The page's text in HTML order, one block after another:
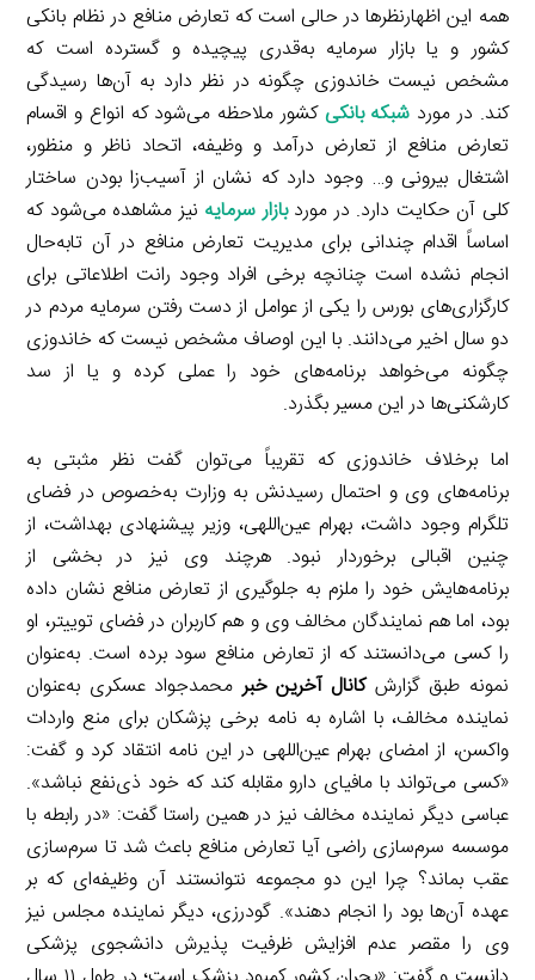
همه این اظهارنظرها در حالی است که تعارض منافع در نظام بانکی
کشور و یا بازار سرمایه به‌قدری پیچیده و گسترده است که
مشخص نیست خاندوزی چگونه در نظر دارد به آن‌ها رسیدگی
کند. در مورد شبکه بانکیکشور ملاحظه می‌شود که انواع و اقسام
تعارض منافع از تعارض درآمد و وظیفه، اتحاد ناظر و منظور،
اشتغال بیرونی و… وجود دارد که نشان از آسیب‌زا بودن ساختار
کلی آن حکایت دارد. در موردبازار سرمایه نیز مشاهده می‌شود که
اساساً اقدام چندانی برای مدیریت تعارض منافع در آن تابه‌حال
انجام نشده است چنانچه برخی افراد وجود رانت اطلاعاتی برای
کارگزاری‌های بورس را یکی از عوامل از دست رفتن سرمایه مردم در
دو سال اخیر می‌دانند. با این اوصاف مشخص نیست که خاندوزی
چگونه می‌خواهد برنامه‌های خود را عملی کرده و یا از سد
کارشکنی‌ها در این مسیر بگذرد.
اما برخلاف خاندوزی که تقریباً می‌توان گفت نظر مثبتی به
برنامه‌های وی و احتمال رسیدنش به وزارت به‌خصوص در فضای
تلگرام وجود داشت، بهرام عین‌اللهی، وزیر پیشنهادی بهداشت، از
چنین اقبالی برخوردار نبود. هرچند وی نیز در بخشی از
برنامه‌هایش خود را ملزم به جلوگیری از تعارض منافع نشان داده
بود، اما هم نمایندگان مخالف وی و هم کاربران در فضای توییتر، او
را کسی می‌دانستند که از تعارض منافع سود برده است. به‌عنوان
نمونه طبق گزارشکانال آخرین خبرمحمدجواد عسکری به‌عنوان
نماینده مخالف، با اشاره به نامه برخی پزشکان برای منع واردات
واکسن، از امضای بهرام عین‌اللهی در این نامه انتقاد کرد و گفت:
«کسی می‌تواند با مافیای دارو مقابله کند که خود ذی‌نفع نباشد».
عباسی دیگر نماینده مخالف نیز در همین راستا گفت: «در رابطه با
موسسه سرم‌سازی راضی آیا تعارض منافع باعث شد تا سرم‌سازی
عقب بماند؟ چرا این دو مجموعه نتوانستند آن وظیفه‌ای که بر
عهده آن‌ها بود را انجام دهند». گودرزی، دیگر نماینده مجلس نیز
وی را مقصر عدم افزایش ظرفیت پذیرش دانشجوی پزشکی